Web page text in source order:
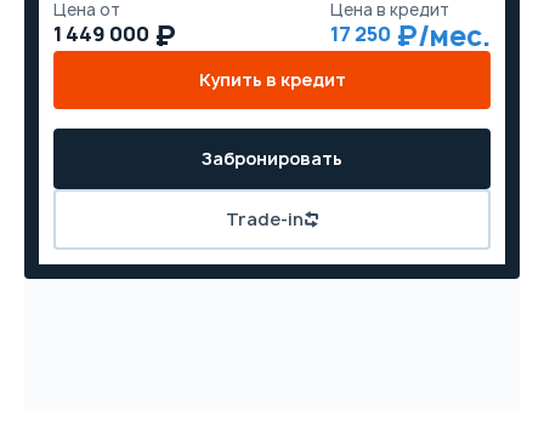
Цена от
1 449 000
Цена в кредит
17 250
Купить в кредит
Trade-in
Забронировать